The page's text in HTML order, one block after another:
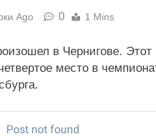
Ago 0 1 Mins
в Чернигове.
место в